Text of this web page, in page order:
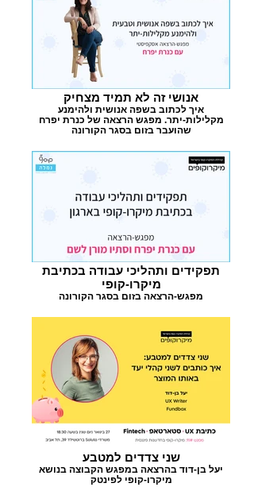
אנושי זה לא תמיד מצחיק
איך לכתוב בשפה אנושית ולהימנע
מקלילות-יתר. מפגש הרצאה של כנרת יפרח
שהועבר בזום בסגר הקורונה
תפקידים ותהליכי עבודה בכתיבת
מיקרו-קופי
מפגש-הרצאה בזום בסגר הקורונה
שני צדדים למטבע
יעל בן-דוד בהרצאה במפגש הקבוצה בנושא
מיקרו-קופי לפינטק